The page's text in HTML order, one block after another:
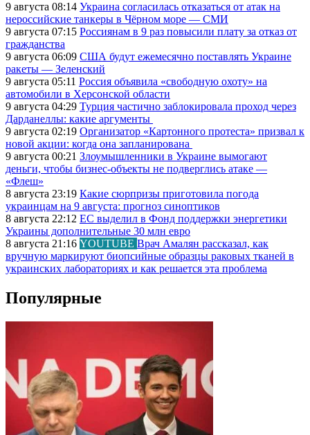
9 августа 08:14 Украина согласилась отказаться от атак на
нероссийские танкеры в Чёрном море — СМИ
9 августа 07:15 Россиянам в 9 раз повысили плату за отказ от
гражданства
9 августа 06:09 США будут ежемесячно поставлять Украине
ракеты — Зеленский
9 августа 05:11 Россия объявила «свободную охоту» на
автомобили в Херсонской области
9 августа 04:29 Турция частично заблокировала проход через
Дарданеллы: какие аргументы
9 августа 02:19 Организатор «Картонного протеста» призвал к
новой акции: когда она запланирована
9 августа 00:21 Злоумышленники в Украине вымогают
деньги, чтобы бизнес-объекты не подверглись атаке —
«Флеш»
8 августа 23:19 Какие сюрпризы приготовила погода
украинцам на 9 августа: прогноз синоптиков
8 августа 22:12 ЕС выделил в Фонд поддержки энергетики
Украины дополнительные 30 млн евро
8 августа 21:16 YOUTUBE Врач Амалян рассказал, как
вручную маркируют биопсийные образцы раковых тканей в
украинских лабораториях и как решается эта проблема
Популярные